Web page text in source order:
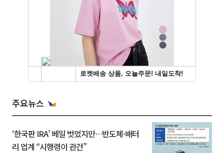
주요뉴스
‘한국판 IRA’ 베일 벗었지만…반도체·배터
리 업계 “시행령이 관건”